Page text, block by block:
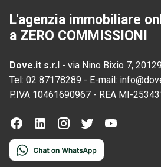
L'agenzia immobiliare
a ZERO COMMISSIONI
Dove.it s.r.l - via Nino Bixio 7,
Tel: 02 87178289 - E-mail:
P.IVA 10461690967 - REA MI-